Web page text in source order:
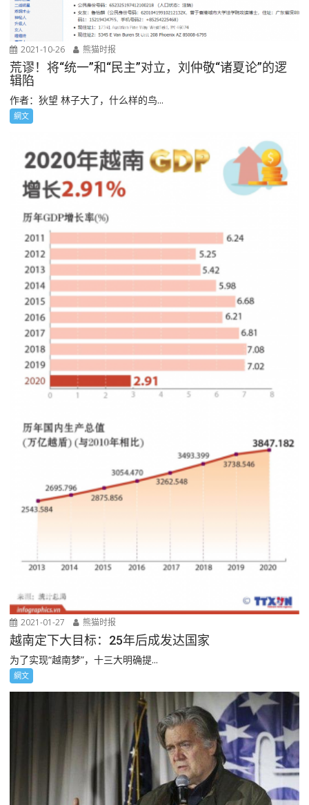
2021-10-26 熊猫时报
荒谬！将“统一”和“民主”对立，刘仲敬“诸夏论”的逻
辑陷
作者：狄望 林子大了，什么样的鸟...
網文
2021-01-27 熊猫时报
越南定下大目标：25年后成发达国家
为了实现“越南梦”，十三大明确提...
網文